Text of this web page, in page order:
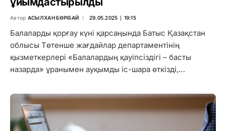
Автор АСЫЛХАН БӨРІБАЙ 29.05.2025 ∣ 19:15
Балаларды қорғау күні қарсаңында Батыс Қазақстан
облысы Төтенше жағдайлар департаментінің
қызметкерлері «Балалардың қауіпсіздігі – басты
назарда» ұранымен ауқымды іс-шара өткізді,…